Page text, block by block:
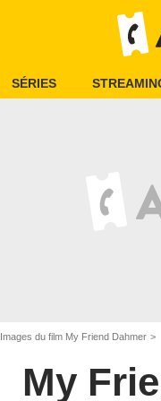
SÉRIES
Images du film My Friend Dahmer
My